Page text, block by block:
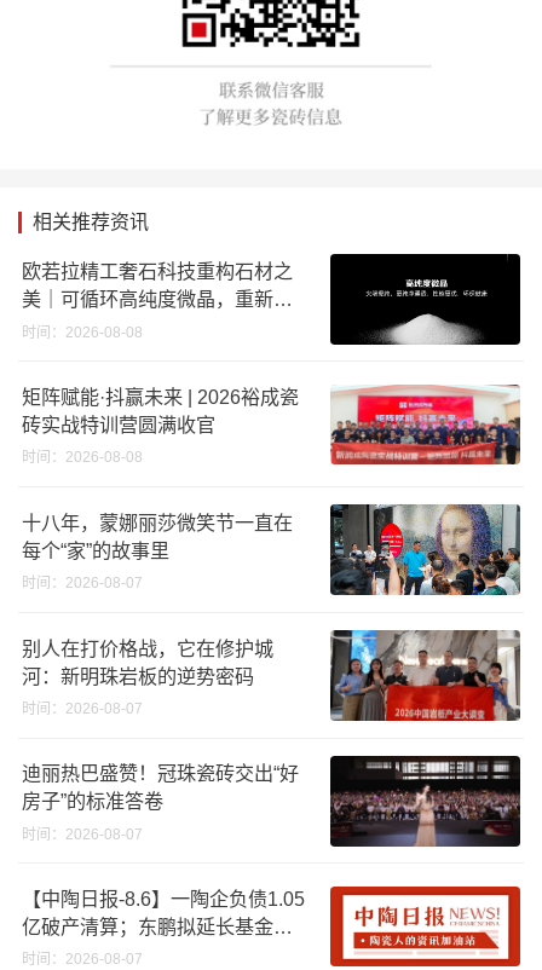
相关推荐资讯
欧若拉精工奢石科技重构石材之
美｜可循环高纯度微晶，重新定
义高端奢石原料
时间：2026-08-08
矩阵赋能·抖赢未来 | 2026裕成瓷
砖实战特训营圆满收官
时间：2026-08-08
十八年，蒙娜丽莎微笑节一直在
每个“家”的故事里
时间：2026-08-07
别人在打价格战，它在修护城
河：新明珠岩板的逆势密码
时间：2026-08-07
迪丽热巴盛赞！冠珠瓷砖交出“好
房子”的标准答卷
时间：2026-08-07
【中陶日报-8.6】一陶企负债1.05
亿破产清算；东鹏拟延长基金投
资期限；工信部开展建陶行业能
时间：2026-08-07